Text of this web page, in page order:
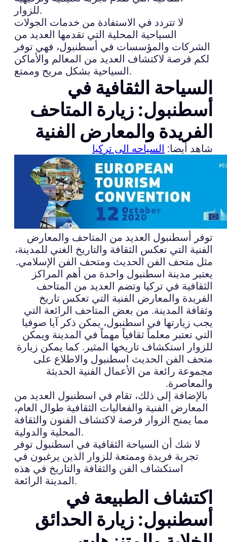
للزوار.
لا تتردد في الاستفادة من خدمات الجولات
السياحية المحلية التي تقدمها العديد من
الشركات والمؤسسات في أسطنبول، فهي توفر
لكم فرصة لاكتشاف العديد من المعالم والأماكن
السياحية بشكل مريح وممتع.
السياحة الثقافية في
أسطنبول: زيارة المتاحف
الفريدة والمعارض الفنية
شاهد أيضا: السياحه الى تركيا
توفر أسطنبول العديد من المتاحف والمعارض
الفنية التي تعكس الثقافة والتاريخ الغني للمدينة،
مثل متحف الفن الحديث ومتحف الفن الإسلامي.
يعتبر مدينة اسطنبول واحدة من أهم المراكز
الثقافية في تركيا وتضم العديد من المتاحف
الفريدة والمعارض الفنية التي تعكس تاريخ
وثقافة المدينة. من بعض المتاحف الرائعة التي
يجب زيارتها في اسطنبول، يمكن ذكر آيا صوفيا
التي تعتبر معلماً ثقافياً مهماً في المدينة ويمكن
للزوار استكشاف تاريخها المثير. كما يمكن زيارة
متحف الفن الحديث اسطنبول والاطلاع على
مجموعة رائعة من الأعمال الفنية الحديثة
والمعاصرة.
بالإضافة إلى ذلك، تقام في اسطنبول العديد من
المعارض الفنية والفعاليات الثقافية طوال العام،
مما يمنح الزوار فرصة لاكتشاف الفنون والثقافة
المحلية والدولية.
لا شك أن السياحة الثقافية في اسطنبول توفر
تجربة فريدة وممتعة للزوار الذين يرغبون في
استكشاف الفن والثقافة والتاريخ في هذه
المدينة الرائعة.
اكتشاف الطبيعة في
أسطنبول: زيارة الحدائق